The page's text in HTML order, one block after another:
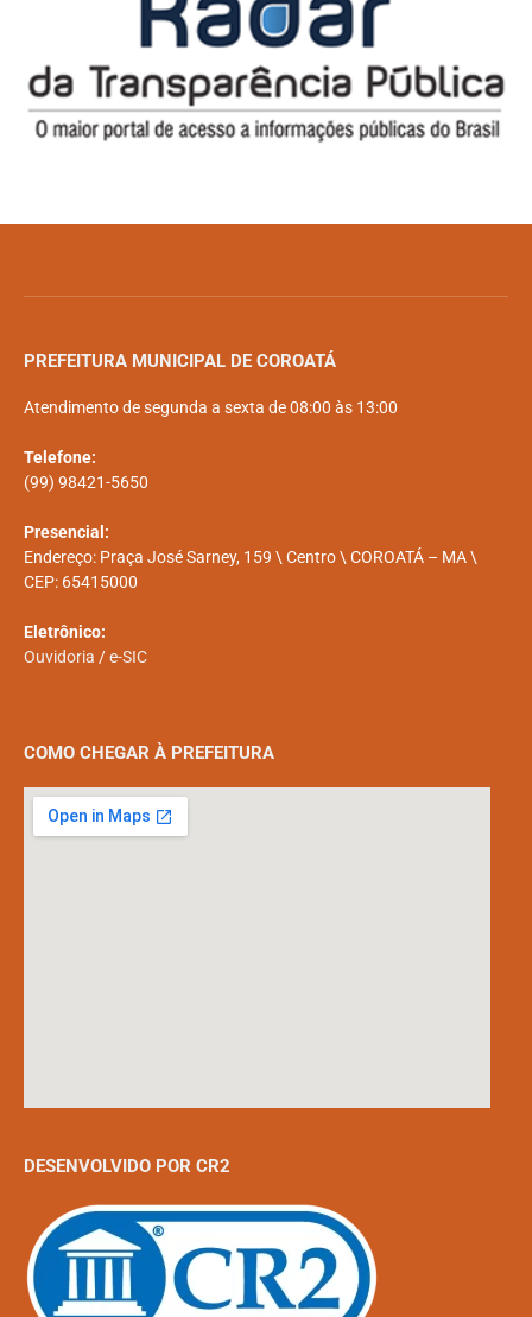
PREFEITURA MUNICIPAL DE COROATÁ
Atendimento de segunda a sexta de 08:00 às 13:00
Telefone:
(99) 98421-5650
Presencial:
Endereço: Praça José Sarney, 159 \ Centro \ COROATÁ – MA \
CEP: 65415000
Eletrônico:
Ouvidoria /e-SIC
COMO CHEGAR À PREFEITURA
DESENVOLVIDO POR CR2